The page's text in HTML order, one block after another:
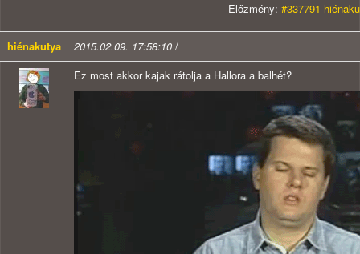
Előzmény: #337791
hiénakutya 2015.02.09. 17:58:10 /
Ez most akkor kajak rátolja a Hallora a balhét?